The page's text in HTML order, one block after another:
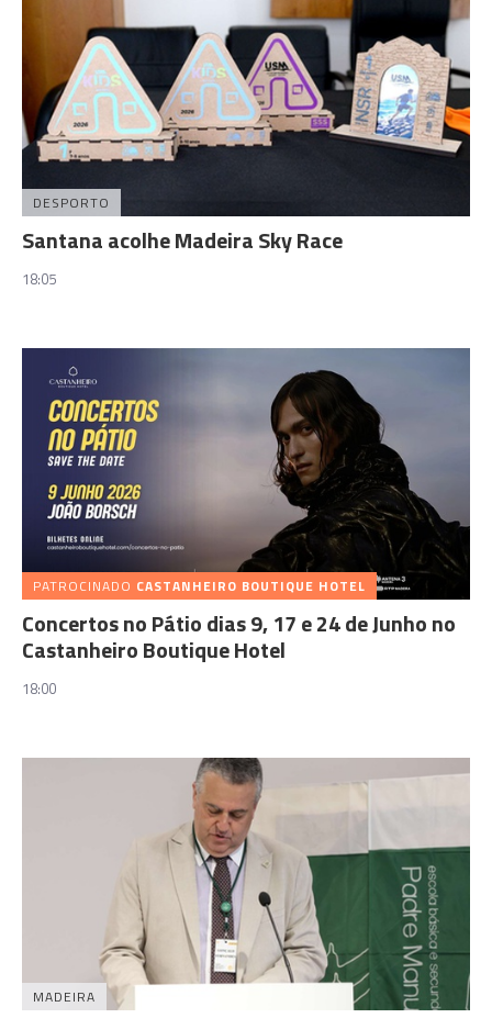
DESPORTO
Santana acolhe Madeira Sky Race
18:05
PATROCINADO CASTANHEIRO BOUTIQUE HOTEL
Concertos no Pátio dias 9, 17 e 24 de Junho no
Castanheiro Boutique Hotel
18:00
MADEIRA